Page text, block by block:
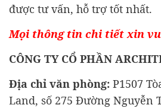
được tư vấn, hỗ trợ tốt nhất.
Mọi thông tin chi tiết xin
CÔNG TY CỔ PHẦN
Địa chỉ văn phòng: P1507
Land, số 275 Đường Nguyễn